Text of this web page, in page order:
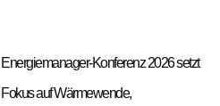
Energiemanager-Konferenz 2026 setzt
Fokus auf Wärmewende,